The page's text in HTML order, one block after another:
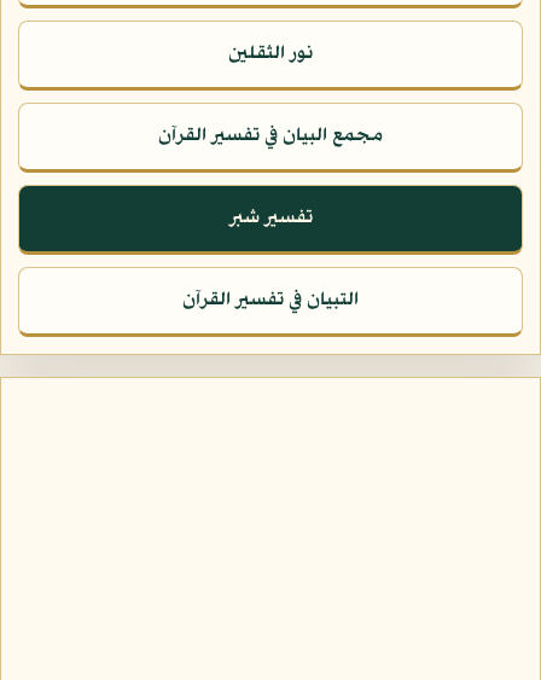
نور الثقلين
مجمع البيان في تفسير القرآن
تفسير شبر
التبيان في تفسير القرآن